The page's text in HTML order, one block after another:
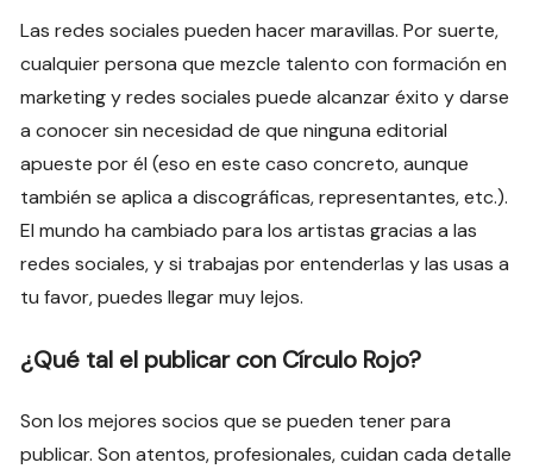
Las redes sociales pueden hacer maravillas. Por suerte,
cualquier persona que mezcle talento con formación en
marketing y redes sociales puede alcanzar éxito y darse
a conocer sin necesidad de que ninguna editorial
apueste por él (eso en este caso concreto, aunque
también se aplica a discográficas, representantes, etc.).
El mundo ha cambiado para los artistas gracias a las
redes sociales, y si trabajas por entenderlas y las usas a
tu favor, puedes llegar muy lejos.
¿Qué tal el publicar con Círculo Rojo?
Son los mejores socios que se pueden tener para
publicar. Son atentos, profesionales, cuidan cada detalle